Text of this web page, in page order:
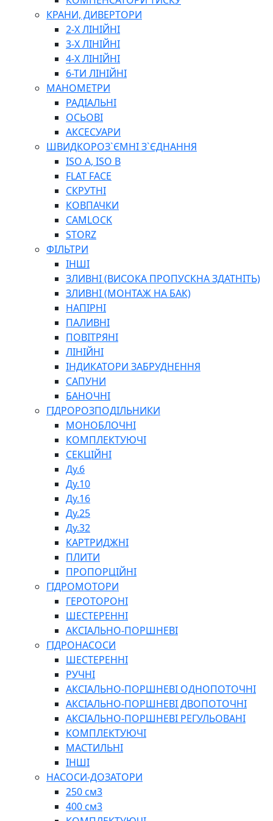
ІНСТРУМЕНТИ ДЛЯ ЗВАРЮВАННЯ, АКСЕСУАРИ
РІЖУЧІ ІНСТРУМЕНТИ
ІНСТРУМЕНТИ ТА ОБЛАДНАННЯ ДЛЯ СТО
ПЛОСКОГУБЦІ
ВИКРУТКИ
КЛЮЧІ
ГОЛОВКИ, ТРІЩАТКИ, ВОРОТКИ, ПЕРЕХІДНИКИ
ЗУБИЛА, МОЛОТКИ, СОКИРИ, СТАМЕСКИ, ДОЛОТА
СТРУПЦИНИ, ЛЕЩАТА
ВИМІРЮВАЛЬНІ ІНСТРУМЕНТИ
БУДІВЕЛЬНИЙ ІНСТРУМЕНТ
ШЛАНГИ
ГОСПОДАРСЬКІ ТОВАРИ
ПНЕВМАТИЧНІ ІНСТРУМЕНТИ
З'ЄДНУВАЛЬНІ ІНСТРУМЕНТИ ТА МАТЕРІАЛИ
ЯЩИКИ, ШАФИ, ТА СУМКИ ДЛЯ ІНСТРУМЕНТІВ
ЗАСОБИ ЗАХИСТУ
СТЕПЛЕРИ, ЗАКЛЕПОЧНИКИ
ГІДРАВЛІЧНІ ІНСТРУМЕНТИ
ТЕХНІЧНА ХІМІЯ
СПЕЦІАЛЬНІ
ОЛИВИ
ГЕРМЕТИКИ
ЗМАЗКИ
КЛЕЇ, ЦЕМЕНТИ, ЕПОКСИДКИ
РЕМОНТ ГІДРОЦИЛІНДРІВ
БОРЕКС, ЕО
КРАНИ, ДИВЕРТОРИ
2-Х ЛІНІЙНІ
3-Х ЛІНІЙНІ
4-Х ЛІНІЙНІ
6-ТИ ЛІНІЙНІ
МАНОМЕТРИ
РАДІАЛЬНІ
ОСЬОВІ
АКСЕСУАРИ
ШВИДКОРОЗ`ЄМНІ З`ЄДНАННЯ
ISO A, ISO B
FLAT FACE
СКРУТНІ
КОВПАЧКИ
CAMLOCK
STORZ
ФІЛЬТРИ
ІНШІ
ЗЛИВНІ (ВИСОКА ПРОПУСКНА ЗДАТНІТЬ)
ЗЛИВНІ (МОНТАЖ НА БАК)
НАПІРНІ
ПАЛИВНІ
ПОВІТРЯНІ
ЛІНІЙНІ
ІНДИКАТОРИ ЗАБРУДНЕННЯ
САПУНИ
БАНОЧНІ
ГІДРОРОЗПОДІЛЬНИКИ
МОНОБЛОЧНІ
КОМПЛЕКТУЮЧІ
СЕКЦІЙНІ
Ду.6
Ду.10
Ду.16
Ду.25
Ду.32
КАРТРИДЖНІ
ПЛИТИ
ПРОПОРЦІЙНІ
ГІДРОМОТОРИ
ГЕРОТОРОНІ
ШЕСТЕРЕННІ
АКСІАЛЬНО-ПОРШНЕВІ
ГІДРОНАСОСИ
ШЕСТЕРЕННІ
РУЧНІ
АКСІАЛЬНО-ПОРШНЕВІ ОДНОПОТОЧНІ
АКСІАЛЬНО-ПОРШНЕВІ ДВОПОТОЧНІ
АКСІАЛЬНО-ПОРШНЕВІ РЕГУЛЬОВАНІ
КОМПЛЕКТУЮЧІ
МАСТИЛЬНІ
ІНШІ
НАСОСИ-ДОЗАТОРИ
250 см3
400 см3